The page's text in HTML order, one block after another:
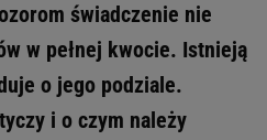
świadczenie nie
w pełnej kwocie. Istnieją
o jego podziale.
i o czym należy